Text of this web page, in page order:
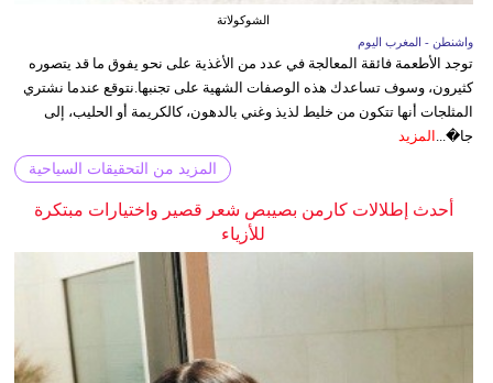
الشوكولاتة
واشنطن - المغرب اليوم
توجد الأطعمة فائقة المعالجة في عدد من الأغذية على نحو يفوق ما قد يتصوره
كثيرون، وسوف تساعدك هذه الوصفات الشهية على تجنبها.نتوقع عندما نشتري
المثلجات أنها تتكون من خليط لذيذ وغني بالدهون، كالكريمة أو الحليب، إلى
جا�... المزيد
المزيد من التحقيقات السياحية
أحدث إطلالات كارمن بصيبص شعر قصير واختيارات مبتكرة
للأزياء